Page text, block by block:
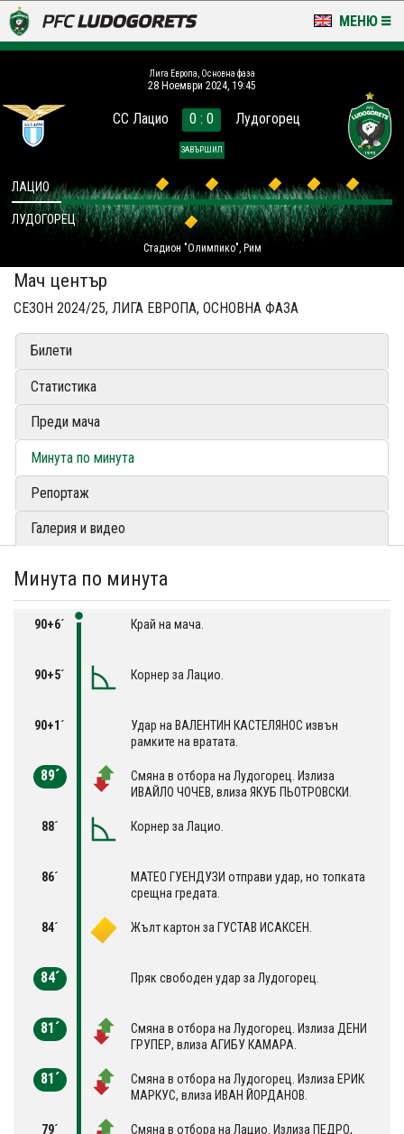
МЕНЮ
LUDOGORETS TV
НА ТЕРЕНА
СТАДИОН & БАЗИ
КЛУБ
ЗА ФЕНОВЕ
Лига Европа, Основна фаза
28 Ноември 2024, 19:45
СС Лацио 0 : 0
ЗАВЪРШИЛ
Лудогорец
Стадион "Олимпико", Рим
ЛАЦИО
ЛУДОГОРЕЦ
Мач център
СЕЗОН 2024/25, ЛИГА ЕВРОПА, ОСНОВНА ФАЗА
Билети
Статистика
Преди мача
Минута по минута
Репортаж
Галерия и видео
Минута по минута
90+6´ Край на мача.
90+5´ Корнер за Лацио.
90+1´
Удар на ВАЛЕНТИН КАСТЕЛЯНОС извън
рамките на вратата.
89´
Смяна в отбора на Лудогорец. Излиза
ИВАЙЛО ЧОЧЕВ, влиза ЯКУБ ПЬОТРОВСКИ.
88´ Корнер за Лацио.
86´
МАТЕО ГУЕНДУЗИ отправи удар, но топката
срещна гредата.
84´ Жълт картон за ГУСТАВ ИСАКСЕН.
84´ Пряк свободен удар за Лудогорец.
81´
Смяна в отбора на Лудогорец. Излиза ДЕНИ
ГРУПЕР, влиза АГИБУ КАМАРА.
81´
Смяна в отбора на Лудогорец. Излиза ЕРИК
МАРКУС, влиза ИВАН ЙОРДАНОВ.
79´
Смяна в отбора на Лацио. Излиза ПЕДРО,